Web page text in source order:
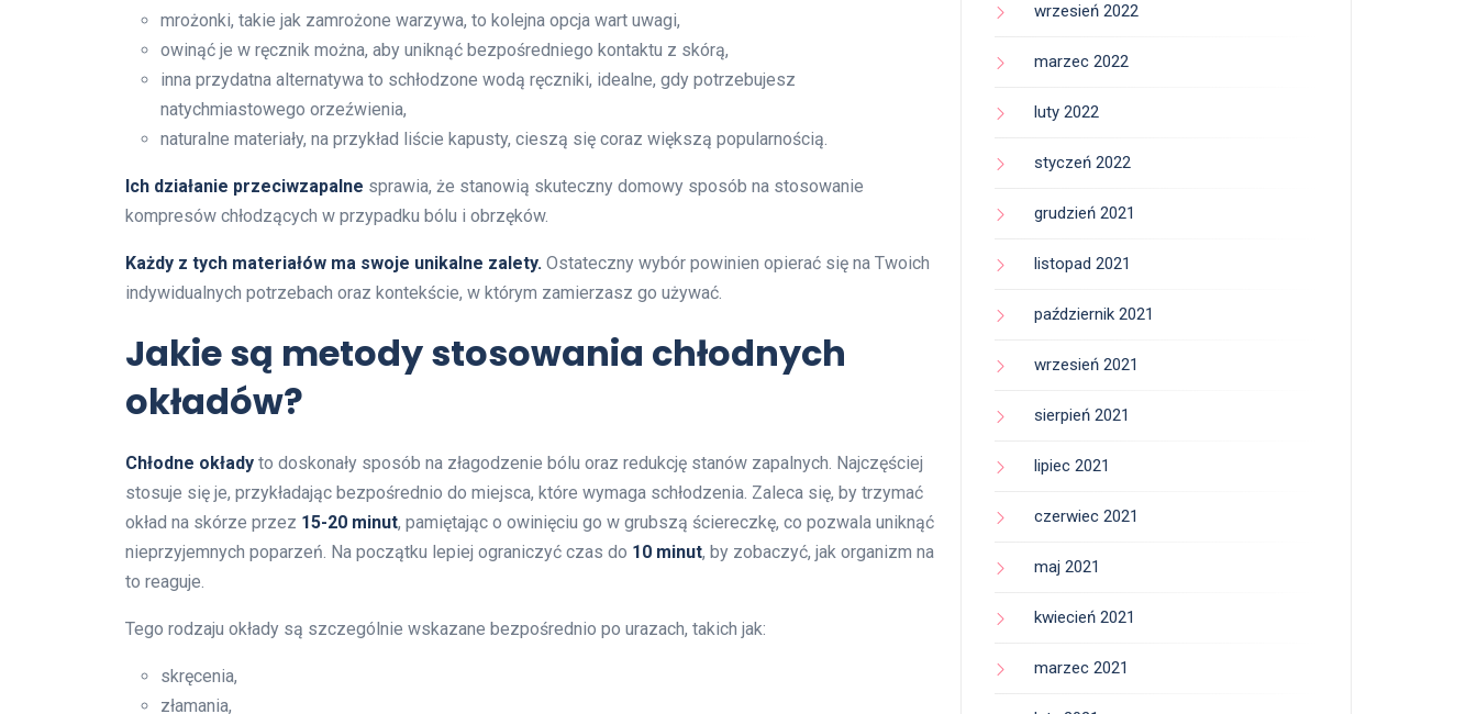
mrożonki, takie jak zamrożone warzywa, to kolejna opcja wart uwagi,
owinąć je w ręcznik można, aby uniknąć bezpośredniego kontaktu z skórą,
inna przydatna alternatywa to schłodzone wodą ręczniki, idealne, gdy potrzebujesz
natychmiastowego orzeźwienia,
naturalne materiały, na przykład liście kapusty, cieszą się coraz większą popularnością.
Ich działanie przeciwzapalne sprawia, że stanowią skuteczny domowy sposób na stosowanie
kompresów chłodzących w przypadku bólu i obrzęków.
Każdy z tych materiałów ma swoje unikalne zalety. Ostateczny wybór powinien opierać się na Twoich
indywidualnych potrzebach oraz kontekście, w którym zamierzasz go używać.
Jakie są metody stosowania chłodnych
okładów?
Chłodne okłady to doskonały sposób na złagodzenie bólu oraz redukcję stanów zapalnych. Najczęściej
stosuje się je, przykładając bezpośrednio do miejsca, które wymaga schłodzenia. Zaleca się, by trzymać
okład na skórze przez 15-20 minut, pamiętając o owinięciu go w grubszą ściereczkę, co pozwala uniknąć
nieprzyjemnych poparzeń. Na początku lepiej ograniczyć czas do 10 minut, by zobaczyć, jak organizm na
to reaguje.
Tego rodzaju okłady są szczególnie wskazane bezpośrednio po urazach, takich jak:
skręcenia,
złamania,
wrzesień 2022
marzec 2022
luty 2022
styczeń 2022
grudzień 2021
listopad 2021
październik 2021
wrzesień 2021
sierpień 2021
lipiec 2021
czerwiec 2021
maj 2021
kwiecień 2021
marzec 2021